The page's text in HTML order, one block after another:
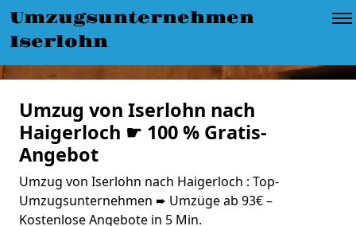
Umzugsunternehmen
Iserlohn
Umzug von Iserlohn nach
Haigerloch ☛ 100 % Gratis-
Angebot
Umzug von Iserlohn nach Haigerloch : Top-
Umzugsunternehmen ➨ Umzüge ab 93€ –
Kostenlose Angebote in 5 Min.